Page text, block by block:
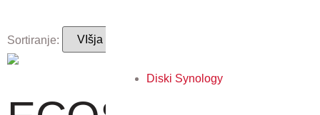
Diski Synology
Sortiranje: